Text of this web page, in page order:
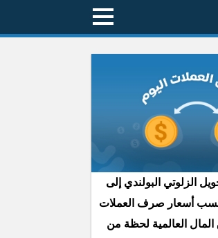
الزلوتي البولندي إلى
حسب أسعار صرف العملات
المال العالمية لحظة من